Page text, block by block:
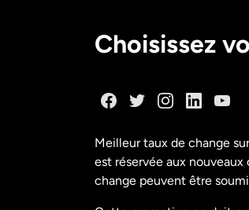
Choisissez
Meilleur taux de change
est réservée aux
change peuvent être